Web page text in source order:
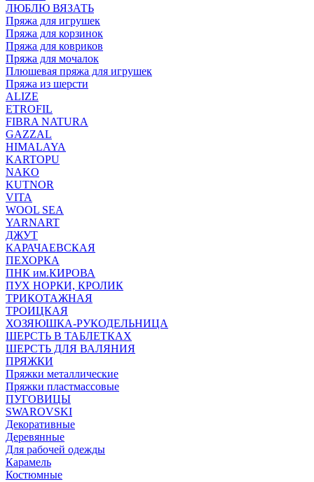
ЛЮБЛЮ ВЯЗАТЬ
Пряжа для игрушек
Пряжа для корзинок
Пряжа для ковриков
Пряжа для мочалок
Плюшевая пряжа для игрушек
Пряжа из шерсти
ALIZE
ETROFIL
FIBRA NATURA
GAZZAL
HIMALAYA
KARTOPU
NAKO
KUTNOR
VITA
WOOL SEA
YARNART
ДЖУТ
КАРАЧАЕВСКАЯ
ПЕХОРКА
ПНК им.КИРОВА
ПУХ НОРКИ, КРОЛИК
ТРИКОТАЖНАЯ
ТРОИЦКАЯ
ХОЗЯЮШКА-РУКОДЕЛЬНИЦА
ШЕРСТЬ В ТАБЛЕТКАХ
ШЕРСТЬ ДЛЯ ВАЛЯНИЯ
ПРЯЖКИ
Пряжки металлические
Пряжки пластмассовые
ПУГОВИЦЫ
SWAROVSKI
Декоративные
Деревянные
Для рабочей одежды
Карамель
Костюмные